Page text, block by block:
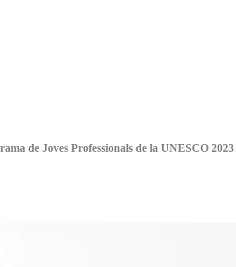
de Joves Professionals de la UNESCO 2023